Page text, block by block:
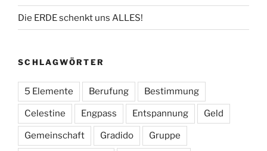
Die ERDE schenkt uns ALLES!
SCHLAGWÖRTER
5 Elemente Berufung Bestimmung
Celestine Engpass Entspannung Geld
Gemeinschaft Gradido Gruppe